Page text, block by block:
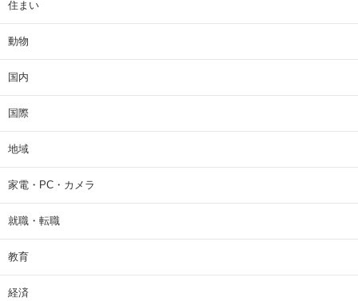
住まい
動物
国内
国際
地域
家電・PC・カメラ
就職・転職
教育
経済